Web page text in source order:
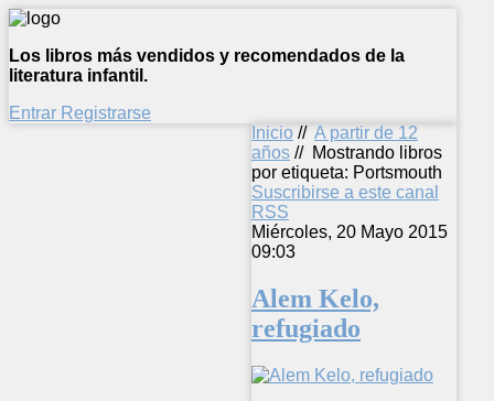
Los libros más vendidos y recomendados de la
literatura infantil.
Entrar Registrarse
Inicio // A partir de 12
años // Mostrando libros
por etiqueta: Portsmouth
Suscribirse a este canal
RSS
Miércoles, 20 Mayo 2015
09:03
Alem Kelo,
refugiado